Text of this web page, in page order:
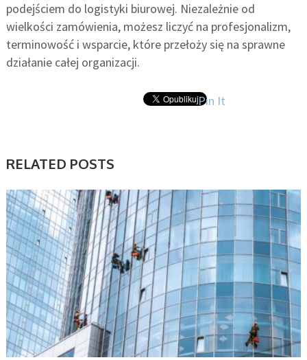
podejściem do logistyki biurowej. Niezależnie od
wielkości zamówienia, możesz liczyć na profesjonalizm,
terminowość i wsparcie, które przełoży się na sprawne
działanie całej organizacji.
Pin It
RELATED POSTS
AKTUALNOŚCI, BIZNES